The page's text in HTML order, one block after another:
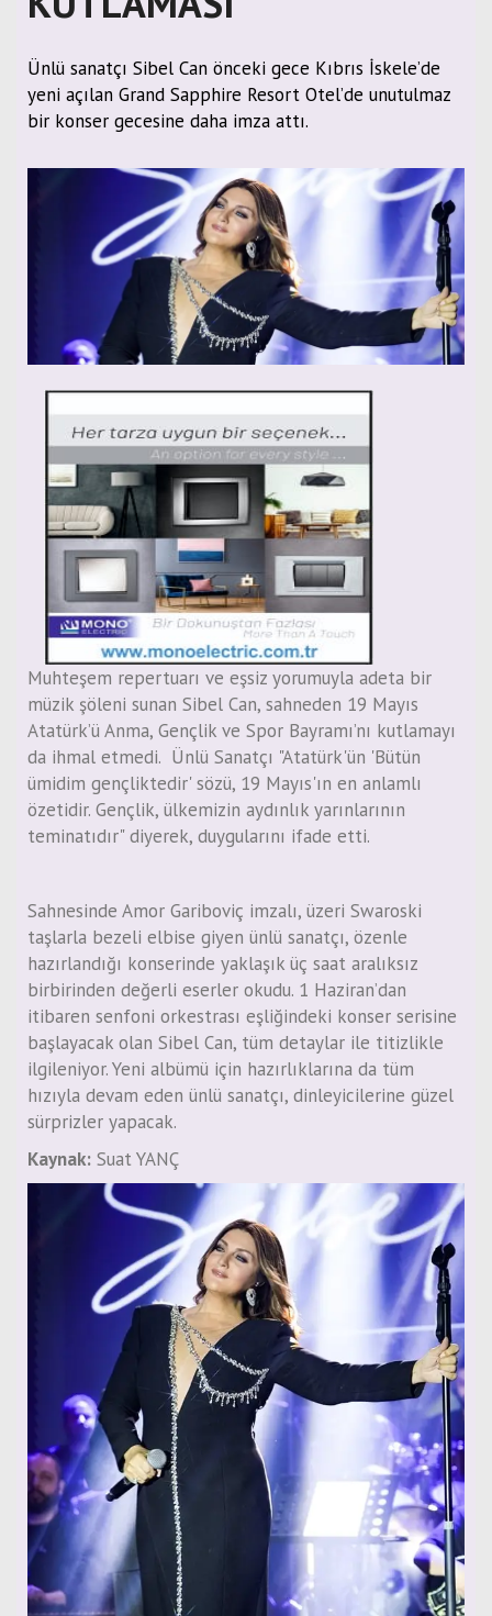
Ünlü sanatçı Sibel Can önceki gece Kıbrıs İskele’de
yeni açılan Grand Sapphire Resort Otel’de unutulmaz
bir konser gecesine daha imza attı.
Muhteşem repertuarı ve eşsiz yorumuyla adeta bir
müzik şöleni sunan Sibel Can, sahneden 19 Mayıs
Atatürk’ü Anma, Gençlik ve Spor Bayramı’nı kutlamayı
da ihmal etmedi. Ünlü Sanatçı "Atatürk'ün 'Bütün
ümidim gençliktedir' sözü, 19 Mayıs'ın en anlamlı
özetidir. Gençlik, ülkemizin aydınlık yarınlarının
teminatıdır" diyerek, duygularını ifade etti.
Sahnesinde Amor Gariboviç imzalı, üzeri Swaroski
taşlarla bezeli elbise giyen ünlü sanatçı, özenle
hazırlandığı konserinde yaklaşık üç saat aralıksız
birbirinden değerli eserler okudu. 1 Haziran’dan
itibaren senfoni orkestrası eşliğindeki konser serisine
başlayacak olan Sibel Can, tüm detaylar ile titizlikle
ilgileniyor. Yeni albümü için hazırlıklarına da tüm
hızıyla devam eden ünlü sanatçı, dinleyicilerine güzel
sürprizler yapacak.
Kaynak: Suat YANÇ